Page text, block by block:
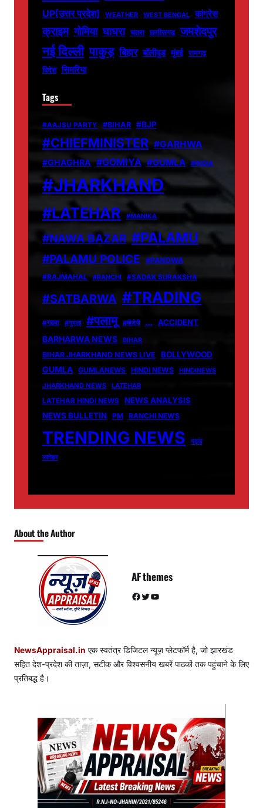
UP[उत्तर प्रदेश] WEATHER WEST BENGAL कांग्रेस
क्राइम गोमिया घाघरा चतरा छत्तीसगढ़ जमशेदपुर
नई दिल्ली पाकुड़ बिहार बॉलीवुड मुंबई रामगढ़
विदेश सिमरिया
Tags
#AAJSU PARTY #BIHAR #BJP
#CHIEFMINISTER #GARHWA
#GHAGHRA #GOMIYA #GUMLA #INDIA
#JHARKHAND
#LATEHAR #MANIKA
#NAWA BAZAR #PALAMU
#PALAMU POLICE
#PANDWA
#RAJMAHAL
#RANCHI #SADAK SURAKSHA
#SATBARWA #TRADING
#गढ़वा #गुमला #पलामू #बीजेपी … ACCIDENT
BARHARWA NEWS BIHAR
BIHAR JHARKHAND NEWS LIVE BOLLYWOOD
GUMLA GUMLANEWS HINDI NEWS
HINDINEWS
JHARKHAND NEWS
LATEHAR
LATEHAR HINDI NEWS
NEWS ANALYSIS
NEWS BULLETIN PM RANCHI NEWS
TRENDING NEWS
गढ़वा
लातेहार
About the Author
AF themes
Facebook Twitter YouTube
NewsAppraisal.in एक स्वतंत्र डिजिटल न्यूज़ प्लेटफॉर्म है, जो झारखंड
सहित देश-प्रदेश की ताज़ा, सटीक और विश्वसनीय खबरें पाठकों तक पहुंचाने के लिए
प्रतिबद्ध है।